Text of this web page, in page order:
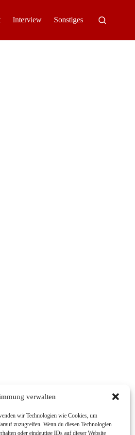
verwalten
wir Technologien wie Cookies, um
zuzugreifen. Wenn du diesen Technologien
oder eindeutige IDs auf dieser Website
Interview Sonstiges